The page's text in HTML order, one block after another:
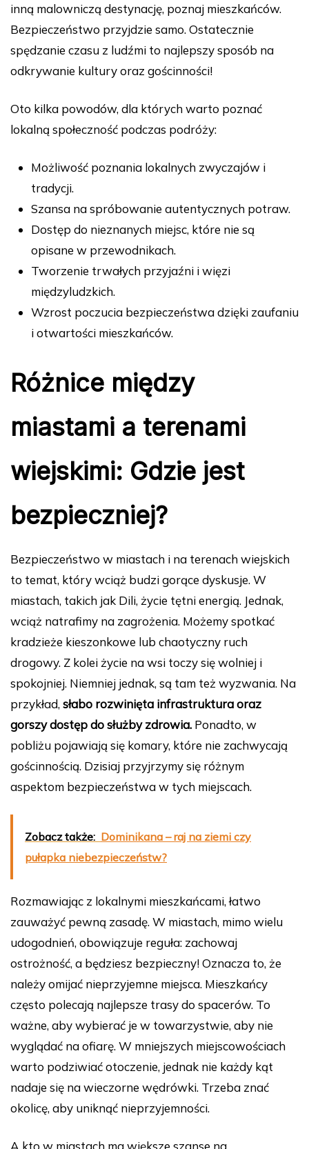
inną malowniczą destynację, poznaj mieszkańców.
Bezpieczeństwo przyjdzie samo. Ostatecznie
spędzanie czasu z ludźmi to najlepszy sposób na
odkrywanie kultury oraz gościnności!
Oto kilka powodów, dla których warto poznać
lokalną społeczność podczas podróży:
Możliwość poznania lokalnych zwyczajów i
tradycji.
Szansa na spróbowanie autentycznych potraw.
Dostęp do nieznanych miejsc, które nie są
opisane w przewodnikach.
Tworzenie trwałych przyjaźni i więzi
międzyludzkich.
Wzrost poczucia bezpieczeństwa dzięki zaufaniu
i otwartości mieszkańców.
Różnice między
miastami a terenami
wiejskimi: Gdzie jest
bezpieczniej?
Bezpieczeństwo w miastach i na terenach wiejskich
to temat, który wciąż budzi gorące dyskusje. W
miastach, takich jak Dili, życie tętni energią. Jednak,
wciąż natrafimy na zagrożenia. Możemy spotkać
kradzieże kieszonkowe lub chaotyczny ruch
drogowy. Z kolei życie na wsi toczy się wolniej i
spokojniej. Niemniej jednak, są tam też wyzwania. Na
przykład, słabo rozwinięta infrastruktura oraz
gorszy dostęp do służby zdrowia. Ponadto, w
pobliżu pojawiają się komary, które nie zachwycają
gościnnością. Dzisiaj przyjrzymy się różnym
aspektom bezpieczeństwa w tych miejscach.
Zobacz także: Dominikana – raj na ziemi czy
pułapka niebezpieczeństw?
Rozmawiając z lokalnymi mieszkańcami, łatwo
zauważyć pewną zasadę. W miastach, mimo wielu
udogodnień, obowiązuje reguła: zachowaj
ostrożność, a będziesz bezpieczny! Oznacza to, że
należy omijać nieprzyjemne miejsca. Mieszkańcy
często polecają najlepsze trasy do spacerów. To
ważne, aby wybierać je w towarzystwie, aby nie
wyglądać na ofiarę. W mniejszych miejscowościach
warto podziwiać otoczenie, jednak nie każdy kąt
nadaje się na wieczorne wędrówki. Trzeba znać
okolicę, aby uniknąć nieprzyjemności.
A kto w miastach ma większe szanse na